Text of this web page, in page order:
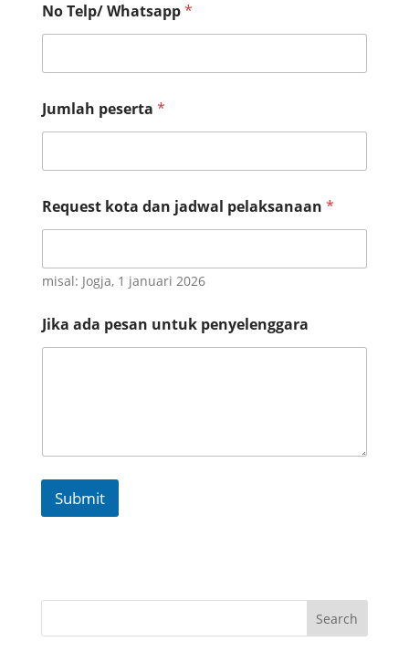
No Telp/ Whatsapp*
Jumlah peserta *
Request kota dan jadwal pelaksanaan *
misal: Jogja, 1 januari 2026
d
a
Jika ada pesan untuk penyelenggara
Submit
Search